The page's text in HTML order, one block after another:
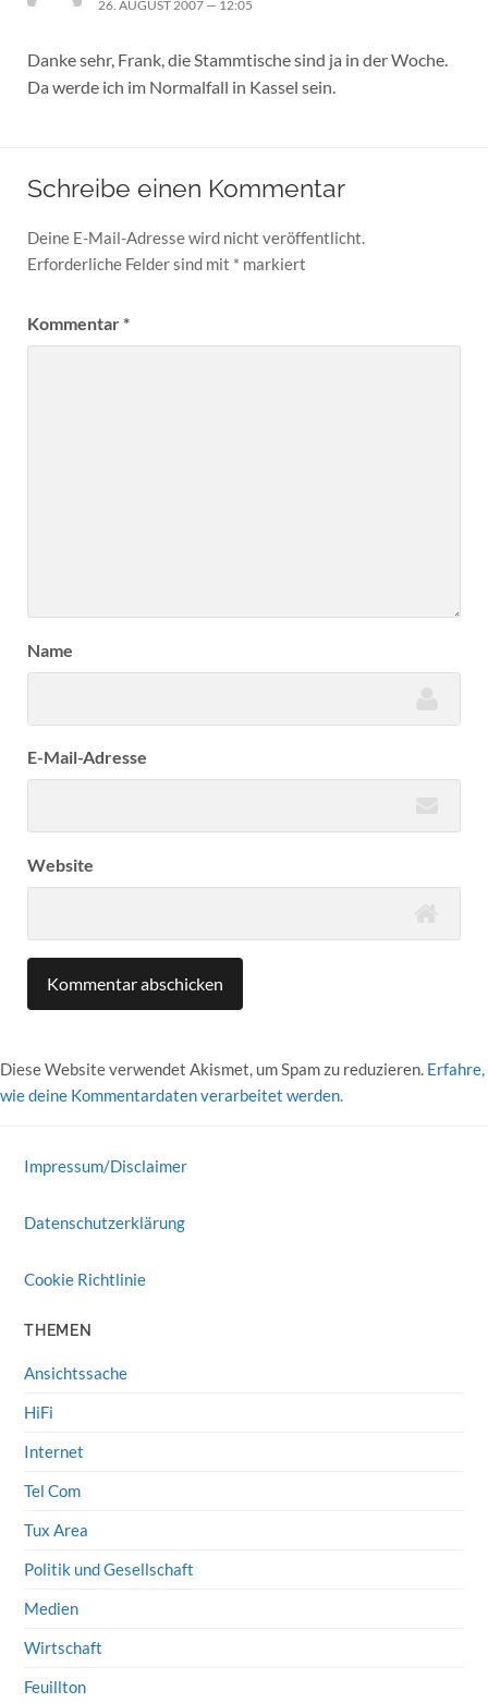
26. AUGUST 2007 — 12:05
Danke sehr, Frank, die Stammtische sind ja in der Woche.
Da werde ich im Normalfall in Kassel sein.
Schreibe einen Kommentar
Deine E-Mail-Adresse wird nicht veröffentlicht.
Erforderliche Felder sind mit * markiert
Kommentar*
Name
E-Mail-Adresse
Website
Diese Website verwendet Akismet, um Spam zu reduzieren. Erfahre,
wie deine Kommentardaten verarbeitet werden.
Impressum/Disclaimer
Datenschutzerklärung
Cookie Richtlinie
THEMEN
Ansichtssache
HiFi
Internet
Tel Com
Tux Area
Politik und Gesellschaft
Medien
Wirtschaft
Feuillton